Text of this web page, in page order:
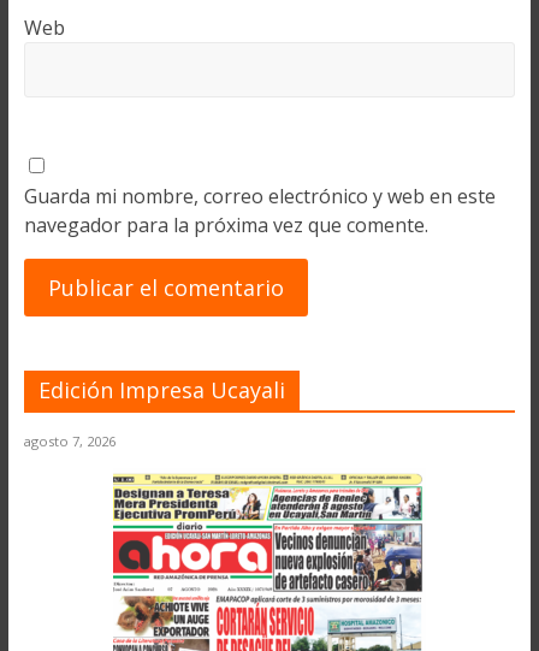
Web
Guarda mi nombre, correo electrónico y web en este
navegador para la próxima vez que comente.
Edición Impresa Ucayali
agosto 7, 2026